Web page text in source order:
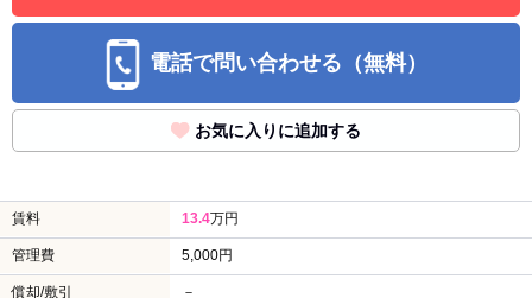
電話で問い合わせる（無料）
お気に入りに追加する
賃料 13.4万円
管理費 5,000円
償却/敷引 －